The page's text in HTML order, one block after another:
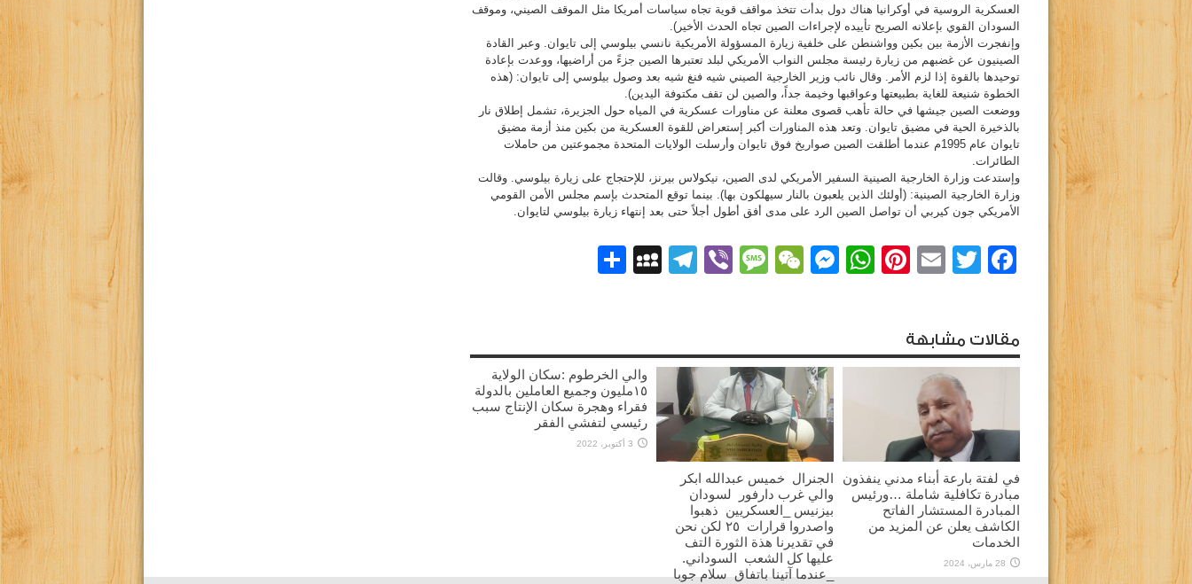
العسكرية الروسية في أوكرانيا هناك دول بدأت تتخذ مواقف قوية تجاه سياسات أمريكا مثل الموقف الصيني، وموقف
السودان القوي بإعلانه الصريح تأييده لإجراءات الصين تجاه الحدث الأخير).
وإنفجرت الأزمة بين بكين وواشنطن على خلفية زيارة المسؤولة الأمريكية نانسي بيلوسي إلى تايوان. وعبر القادة
الصينيون عن غضبهم من زيارة رئيسة مجلس النواب الأمريكي لبلد تعتبرها الصين جزءً من أراضيها، ووعدت بإعادة
توحيدها بالقوة إذا لزم الأمر. وقال نائب وزير الخارجية الصيني شيه فنغ شيه بعد وصول بيلوسي إلى تايوان: (هذه
الخطوة شنيعة للغاية بطبيعتها وعواقبها وخيمة جداً، والصين لن تقف مكتوفة اليدين).
ووضعت الصين جيشها في حالة تأهب قصوى معلنة عن مناورات عسكرية في المياه حول الجزيرة، تشمل إطلاق نار
بالذخيرة الحية في مضيق تايوان. وتعد هذه المناورات أكبر إستعراض للقوة العسكرية من بكين منذ أزمة مضيق
تايوان عام 1995م عندما أطلقت الصين صواريخ فوق تايوان وأرسلت الولايات المتحدة مجموعتين من حاملات
الطائرات.
وإستدعت وزارة الخارجية الصينية السفير الأمريكي لدى الصين، نيكولاس بيرنز، للإحتجاج على زيارة بيلوسي. وقالت
وزارة الخارجية الصينية: (أولئك الذين يلعبون بالنار سيهلكون بها). بينما توقع المتحدث بإسم مجلس الأمن القومي
الأمريكي جون كيربي أن تواصل الصين الرد على مدى أفق أطول أجلاً حتى بعد إنتهاء زيارة بيلوسي لتايوان.
Facebook
Twitter
Email
Pinterest
WhatsApp
Messenger
WeChat
Message
Viber
Telegram
MySpace
مقالات مشابهة
في لفتة بارعة أبناء مدني ينفذون
مبادرة تكافلية شاملة …ورئيس
المبادرة المستشار الفاتح
الكاشف يعلن عن المزيد من
الخدمات
28 مارس، 2024
الجنرال خميس عبدالله ابكر
والي غرب دارفور لسودان
بيزنيس _العسكريين ذهبوا
واصدروا قرارات ٢٥ لكن نحن
في تقديرنا هذة الثورة التف
عليها كل الشعب السوداني.
_عندما آتينا باتفاق سلام جوبا
والي الخرطوم :سكان الولاية
١٥مليون وجميع العاملين بالدولة
فقراء وهجرة سكان الإنتاج سبب
رئيسي لتفشي الفقر
3 أكتوبر، 2022